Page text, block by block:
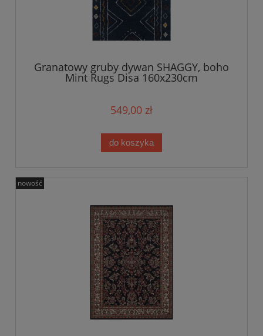
Granatowy gruby dywan SHAGGY, boho
Mint Rugs Disa 160x230cm
549,00 zł
do koszyka
nowość